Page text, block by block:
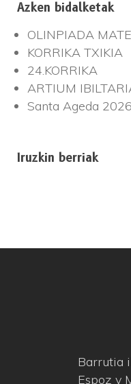
Azken bidalketak
OLINPIADA
KORRIKA TXIKIA
24.KORRIKA
ARTIUM
Santa Ageda 2026
Iruzkin berriak
Barrutia
Espoz y